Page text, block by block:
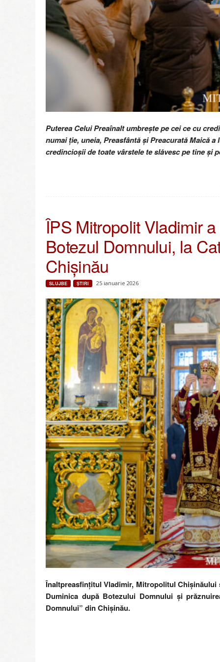
Puterea Celui Preaînalt umbrește pe cei ce cu
numai ție, uneia, Preasfântă și Preacurată Maică
credincioșii de toate vârstele te slăvesc pe tine și
ÎPS Mitropolit Vladimir
Botezul Domnului, la
Chișinău
SLUJBE ŞTIRI 25 ianuarie 2026
Înaltpreasfințitul Vladimir, Mitropolitul
Duminica după Botezului Domnului și
Domnului” din Chişinău.